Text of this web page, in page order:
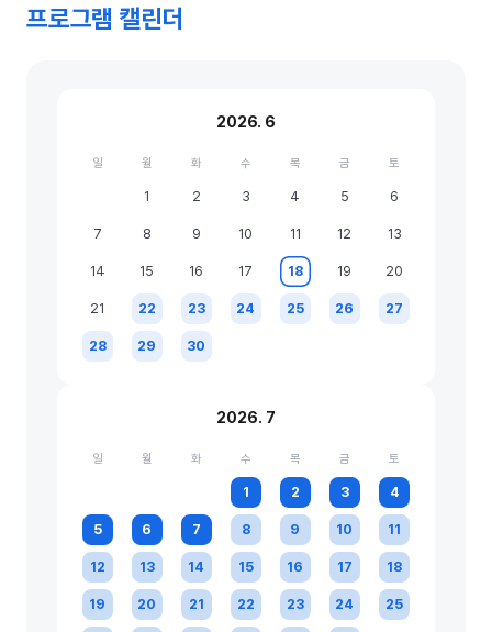
프로그램 캘린더
2026. 6
일 월 화 수 목 금 토
1 2 3 4 5 6
7 8 9 10 11 12 13
14 15 16 17 18 19 20
21 22 23 24 25 26 27
28 29 30
2026. 7
일 월 화 수 목 금 토
1 2 3 4
5 6 7 8 9 10 11
12 13 14 15 16 17 18
19 20 21 22 23 24 25